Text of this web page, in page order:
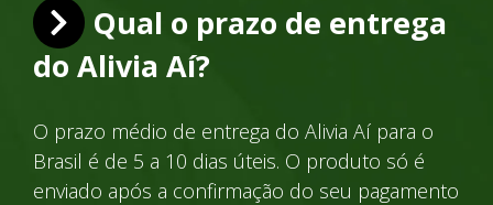
Qual o prazo de entrega
do Alivia Aí?
O prazo médio de entrega do Alivia Aí para o
Brasil é de 5 a 10 dias úteis. O produto só é
enviado após a confirmação do seu pagamento